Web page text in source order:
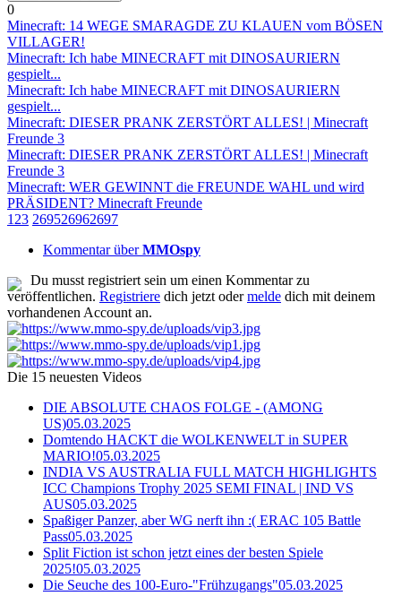
0
Minecraft: 14 WEGE SMARAGDE ZU KLAUEN vom BÖSEN
VILLAGER!
Minecraft: Ich habe MINECRAFT mit DINOSAURIERN
gespielt...
Minecraft: Ich habe MINECRAFT mit DINOSAURIERN
gespielt...
Minecraft: DIESER PRANK ZERSTÖRT ALLES! | Minecraft
Freunde 3
Minecraft: DIESER PRANK ZERSTÖRT ALLES! | Minecraft
Freunde 3
Minecraft: WER GEWINNT die FREUNDE WAHL und wird
PRÄSIDENT? Minecraft Freunde
1 23 269526962697
Kommentar überMMOspy
Du musst registriert sein um einen Kommentar zu
veröffentlichen. Registriere dich jetzt odermelde dich mit deinem
vorhandenen Account an.
Die 15 neuesten Videos
DIE ABSOLUTE CHAOS FOLGE - (AMONG
US)05.03.2025
Domtendo HACKT die WOLKENWELT in SUPER
MARIO!05.03.2025
INDIA VS AUSTRALIA FULL MATCH HIGHLIGHTS
ICC Champions Trophy 2025 SEMI FINAL | IND VS
AUS05.03.2025
Spaßiger Panzer, aber WG nerft ihn :( ERAC 105 Battle
Pass05.03.2025
Split Fiction ist schon jetzt eines der besten Spiele
2025!05.03.2025
Die Seuche des 100-Euro-"Frühzugangs"05.03.2025